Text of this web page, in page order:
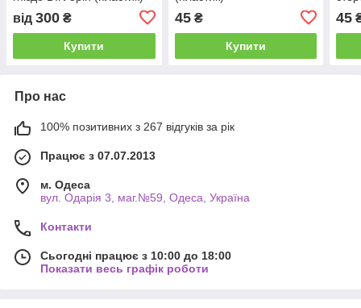
від 300 ₴
Купити
45₴
Купити
45
Про нас
100% позитивних з 267 відгуків за рік
Працює з 07.07.2013
м. Одеса
вул. Одарiя 3, маг.№59, Одеса, Україна
Контакти
Сьогодні працює з 10:00 до 18:00
Показати весь графік роботи